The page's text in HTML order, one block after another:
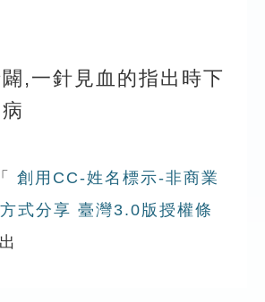
,一針見血的指出時下
創用CC-姓名標示-非商業
式分享 臺灣3.0版授權條